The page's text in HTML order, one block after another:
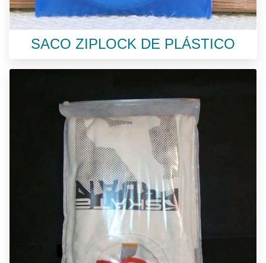
SACO ZIPLOCK DE PLÁSTICO